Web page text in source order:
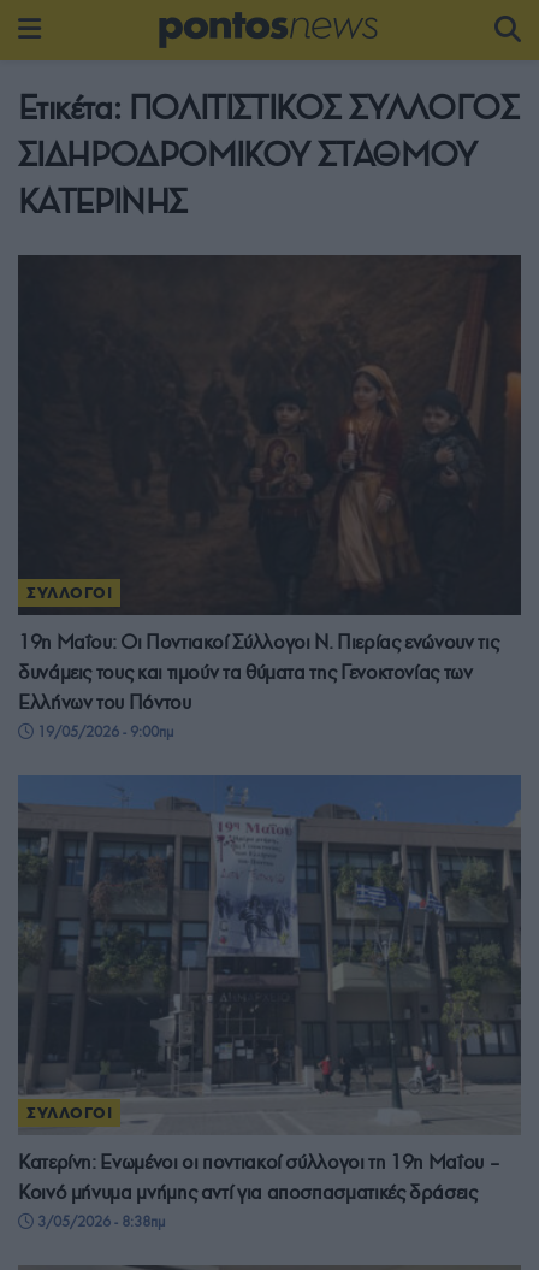
Ετικέτα: ΠΟΛΙΤΙΣΤΙΚΟΣ ΣΥΛΛΟΓΟΣ
ΣΙΔΗΡΟΔΡΟΜΙΚΟΥ ΣΤΑΘΜΟΥ
ΚΑΤΕΡΙΝΗΣ
ΣΥΛΛΟΓΟΙ
19η Μαΐου: Οι Ποντιακοί Σύλλογοι Ν. Πιερίας ενώνουν τις
δυνάμεις τους και τιμούν τα θύματα της Γενοκτονίας των
Ελλήνων του Πόντου
19/05/2026 - 9:00πμ
ΣΥΛΛΟΓΟΙ
Κατερίνη: Ενωμένοι οι ποντιακοί σύλλογοι τη 19η Μαΐου –
Κοινό μήνυμα μνήμης αντί για αποσπασματικές δράσεις
3/05/2026 - 8:38πμ